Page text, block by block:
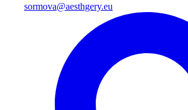
sormova@aesthgery.eu